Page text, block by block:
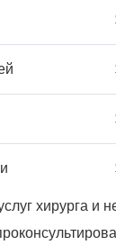
хирурга и